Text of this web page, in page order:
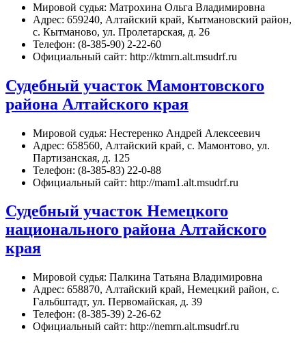
Мировой судья: Матрохина Ольга Владимировна
Адрес: 659240, Алтайский край, Кытмановский район,
с. Кытманово, ул. Пролетарская, д. 26
Телефон: (8-385-90) 2-22-60
Официальный сайт: http://ktmrn.alt.msudrf.ru
Судебный участок Мамонтовского
района Алтайского края
Мировой судья: Нестеренко Андрей Алексеевич
Адрес: 658560, Алтайский край, с. Мамонтово, ул.
Партизанская, д. 125
Телефон: (8-385-83) 22-0-88
Официальный сайт: http://mam1.alt.msudrf.ru
Судебный участок Немецкого
национального района Алтайского
края
Мировой судья: Палкина Татьяна Владимировна
Адрес: 658870, Алтайский край, Немецкий район, с.
Гальбштадт, ул. Первомайская, д. 39
Телефон: (8-385-39) 2-26-62
Официальный сайт: http://nemrn.alt.msudrf.ru